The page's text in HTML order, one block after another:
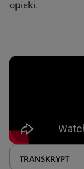
opieki.
TRANSKRYPT